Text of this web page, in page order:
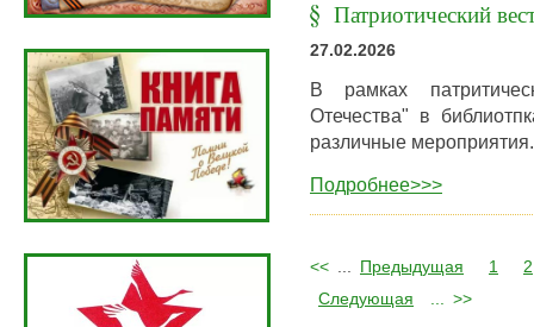
Патриотический
27.02.2026
В рамках
Отечества" в
различные мероприятия.
Подробнее>>>
<< Предыдущая 1
2
Следующая
>>